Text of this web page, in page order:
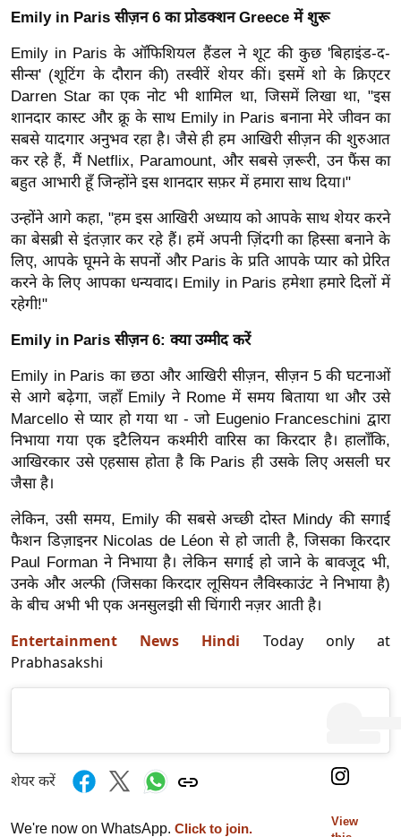
र्ल्ड
ज
ब्री
फ
म
नो
रं
ज
न
ज
ग
त
ली
वु
ड
हॉ
ली
वु
ड
फि
ल्म
स
मी
क्षा
B
r
e
i
n
N
Emily in Paris सीज़न 6 का प्रोडक्शन Greece में शुरू
Emily in Paris के ऑफिशियल हैंडल ने शूट की कुछ 'बिहाइंड-द-
सीन्स' (शूटिंग के दौरान की) तस्वीरें शेयर कीं। इसमें शो के क्रिएटर
Darren Star का एक नोट भी शामिल था, जिसमें लिखा था, "इस
शानदार कास्ट और क्रू के साथ Emily in Paris बनाना मेरे जीवन का
सबसे यादगार अनुभव रहा है। जैसे ही हम आखिरी सीज़न की शुरुआत
कर रहे हैं, मैं Netflix, Paramount, और सबसे ज़रूरी, उन फैंस का
बहुत आभारी हूँ जिन्होंने इस शानदार सफ़र में हमारा साथ दिया।"
उन्होंने आगे कहा, "हम इस आखिरी अध्याय को आपके साथ शेयर करने
का बेसब्री से इंतज़ार कर रहे हैं। हमें अपनी ज़िंदगी का हिस्सा बनाने के
लिए, आपके घूमने के सपनों और Paris के प्रति आपके प्यार को प्रेरित
करने के लिए आपका धन्यवाद। Emily in Paris हमेशा हमारे दिलों में
रहेगी!"
Emily in Paris सीज़न 6: क्या उम्मीद करें
Emily in Paris का छठा और आखिरी सीज़न, सीज़न 5 की घटनाओं
से आगे बढ़ेगा, जहाँ Emily ने Rome में समय बिताया था और उसे
Marcello से प्यार हो गया था - जो Eugenio Franceschini द्वारा
निभाया गया एक इटैलियन कश्मीरी वारिस का किरदार है। हालाँकि,
आखिरकार उसे एहसास होता है कि Paris ही उसके लिए असली घर
जैसा है।
लेकिन, उसी समय, Emily की सबसे अच्छी दोस्त Mindy की सगाई
फैशन डिज़ाइनर Nicolas de Léon से हो जाती है, जिसका किरदार
Paul Forman ने निभाया है। लेकिन सगाई हो जाने के बावजूद भी,
उनके और अल्फी (जिसका किरदार लूसियन लैविस्काउंट ने निभाया है)
के बीच अभी भी एक अनसुलझी सी चिंगारी नज़र आती है।
Entertainment News Hindi Today only at
Prabhasakshi
View
शेयर करें
We're now on WhatsApp. Click to join.